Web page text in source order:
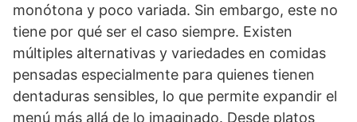
monótona y poco variada. Sin embargo, este no
tiene por qué ser el caso siempre. Existen
múltiples alternativas y variedades en comidas
pensadas especialmente para quienes tienen
dentaduras sensibles, lo que permite expandir el
menú más allá de lo imaginado. Desde platos